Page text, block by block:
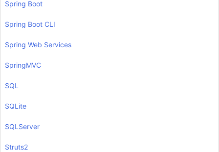
Spring Boot
Spring Boot CLI
Spring Web Services
SpringMVC
SQL
SQLite
SQLServer
Struts2